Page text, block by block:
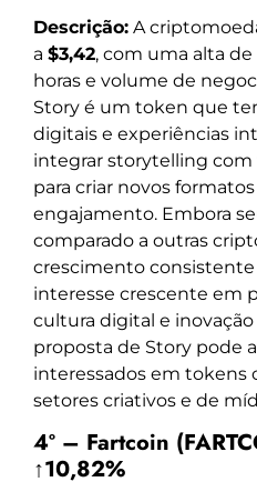
Descrição: A
a $3,42, com uma alta de
horas e volume de
Story é um token que
digitais e experiências
integrar storytelling
para criar novos
engajamento. Embora
comparado a outras
crescimento
interesse crescente em
cultura digital e
proposta de Story pode
interessados em tokens
setores criativos e de
4º – Fartcoin
↑10,82%